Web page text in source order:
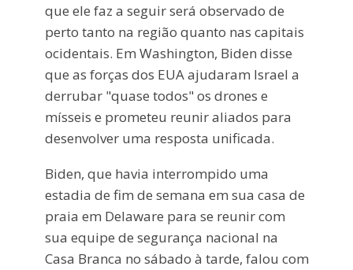
que ele faz a seguir será observado de
perto tanto na região quanto nas capitais
ocidentais. Em Washington, Biden disse
que as forças dos EUA ajudaram Israel a
derrubar "quase todos" os drones e
mísseis e prometeu reunir aliados para
desenvolver uma resposta unificada.
Biden, que havia interrompido uma
estadia de fim de semana em sua casa de
praia em Delaware para se reunir com
sua equipe de segurança nacional na
Casa Branca no sábado à tarde, falou com